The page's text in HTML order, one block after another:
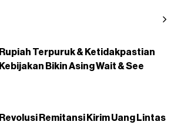
Rupiah Terpuruk & Ketidakpastian
Kebijakan Bikin Asing Wait & See
Revolusi Remitansi Kirim Uang Lintas